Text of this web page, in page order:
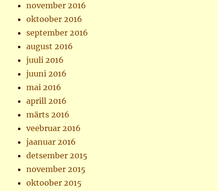
november 2016
oktoober 2016
september 2016
august 2016
juuli 2016
juuni 2016
mai 2016
aprill 2016
märts 2016
veebruar 2016
jaanuar 2016
detsember 2015
november 2015
oktoober 2015